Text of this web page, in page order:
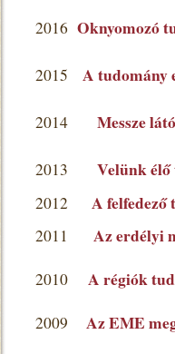
2016 Oknyomozó
2015 A tudomány
2014 Messze
2013 Velünk
2012 A felfedező
2011 Az erdélyi
2010 A régiók
2009 Az EME